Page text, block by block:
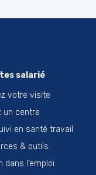
salarié
votre visite
un centre
en santé travail
& outils
dans l’emploi